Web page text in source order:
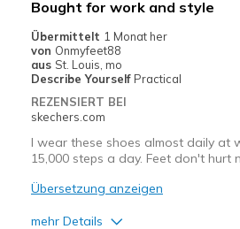
Bought for work and style
Übermittelt 1 Monat her
von Onmyfeet88
aus St. Louis, mo
Describe Yourself Practical
REZENSIERT BEI
skechers.com
I wear these shoes almost daily at
15,000 steps a day. Feet don't hurt
Übersetzung anzeigen
mehr Details